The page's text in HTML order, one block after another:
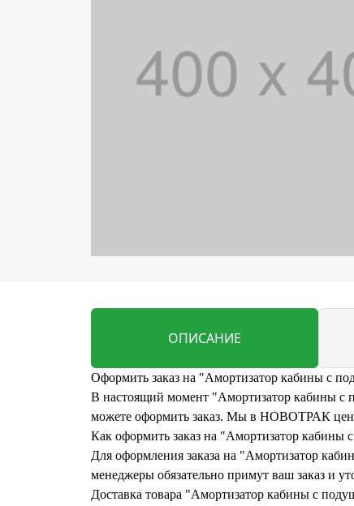
ОПИСАНИЕ
Оформить заказ на "Амортизатор кабины с
В настоящий момент "Амортизатор кабины с
можете оформить заказ. Мы в НОВОТРАК
Как оформить заказ на "Амортизатор
Для оформления заказа на "Амортизатор
менеджеры обязательно примут ваш заказ и
Доставка товара "Амортизатор кабины с